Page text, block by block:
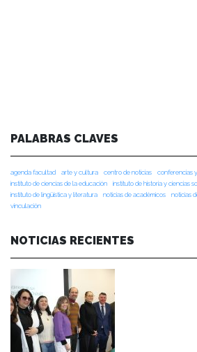
PALABRAS CLAVES
agenda facultad arte y cultura centro de noticias conferencias
instituto de ciencias de la educación
instituto de historia y ciencias
instituto de lingüística y literatura
noticias de académicos noticias
vinculación
NOTICIAS RECIENTES